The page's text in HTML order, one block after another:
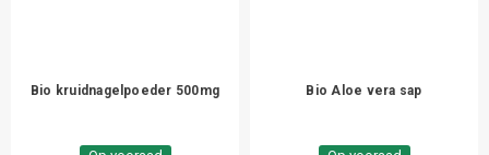
Bio kruidnagelpoeder 500mg Bio Aloe vera sap